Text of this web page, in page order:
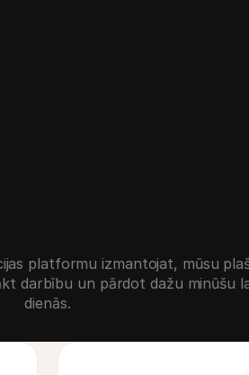
platformu izmantojat, mūsu
darbību un pārdot dažu minūšu
dienās.